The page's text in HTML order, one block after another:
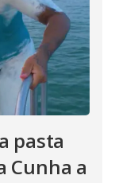
pasta
Cunha a